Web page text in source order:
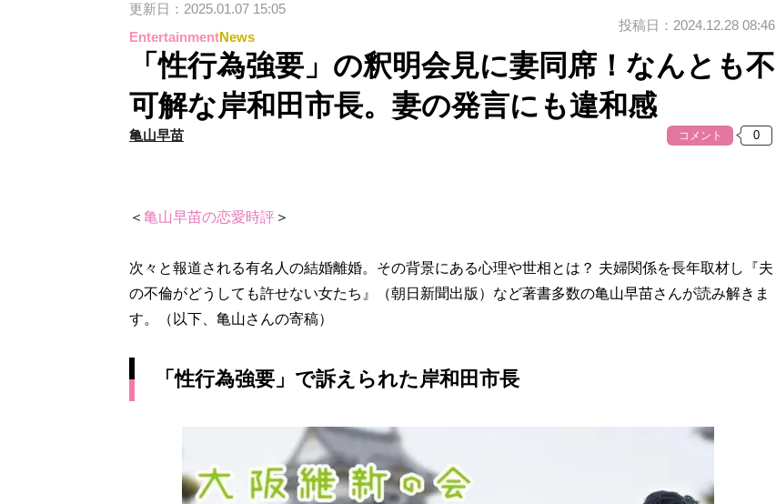
更新日：2025.01.07 15:05
EntertainmentNews
投稿日：2024.12.28 08:46
「性行為強要」の釈明会見に妻同席！なんとも不
可解な岸和田市長。妻の発言にも違和感
亀山早苗 コメント
＜ 亀山早苗の恋愛時評 ＞
次々と報道される有名人の結婚離婚。その背景にある心理や世相とは？ 夫婦関係を長年取材し『夫
の不倫がどうしても許せない女たち』（朝日新聞出版）など著書多数の亀山早苗さんが読み解きま
す。（以下、亀山さんの寄稿）
「性行為強要」で訴えられた岸和田市長